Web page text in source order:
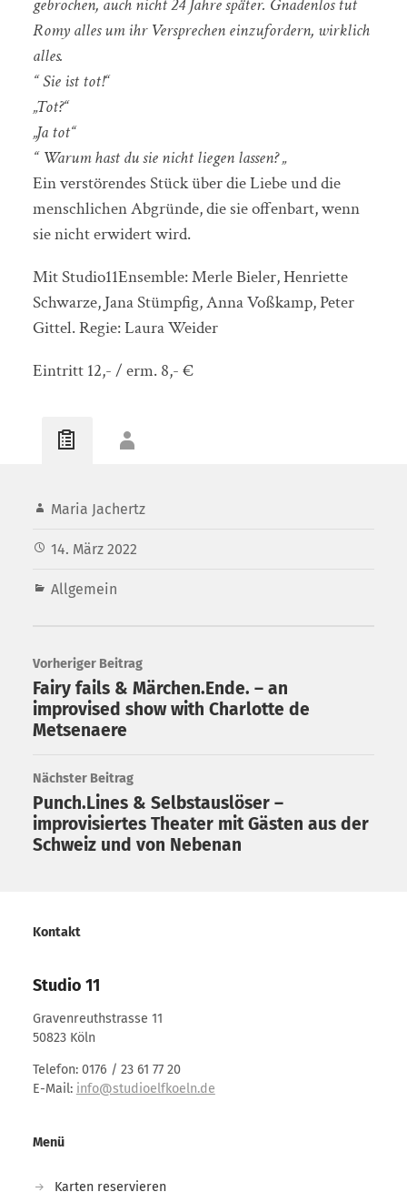
gebrochen, auch nicht 24 Jahre später. Gnadenlos tut
Romy alles um ihr Versprechen einzufordern, wirklich
alles.
“ Sie ist tot!“
„Tot?“
„Ja tot“
“ Warum hast du sie nicht liegen lassen? „
Ein verstörendes Stück über die Liebe und die
menschlichen Abgründe, die sie offenbart, wenn
sie nicht erwidert wird.
Mit Studio11Ensemble: Merle Bieler, Henriette
Schwarze, Jana Stümpfig, Anna Voßkamp, Peter
Gittel. Regie: Laura Weider
Eintritt 12,- / erm. 8,- €
Maria Jachertz
14. März 2022
Allgemein
Vorheriger Beitrag
Fairy fails & Märchen.Ende. – an
improvised show with Charlotte de
Metsenaere
Nächster Beitrag
Punch.Lines & Selbstauslöser –
improvisiertes Theater mit Gästen aus der
Schweiz und von Nebenan
Kontakt
Studio 11
Gravenreuthstrasse 11
50823 Köln
Telefon: 0176 / 23 61 77 20
E-Mail: info@studioelfkoeln.de
Menü
Karten reservieren